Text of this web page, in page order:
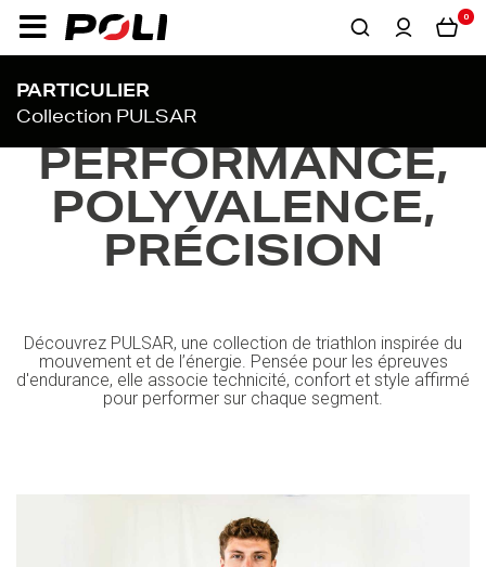
0
PARTICULIER
Collection PULSAR
PERFORMANCE,
POLYVALENCE,
PRÉCISION
Découvrez PULSAR, une collection de triathlon inspirée du
mouvement et de l’énergie. Pensée pour les épreuves
d'endurance, elle associe technicité, confort et style affirmé
pour performer sur chaque segment.